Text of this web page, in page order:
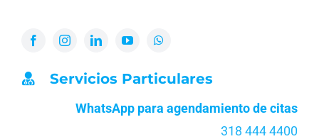
Servicios Particulares
WhatsApp para agendamiento de citas
318 444 4400